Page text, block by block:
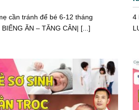
cần tránh để bé 6-12 tháng
BIẾNG ĂN – TĂNG CÂN| [...]
4